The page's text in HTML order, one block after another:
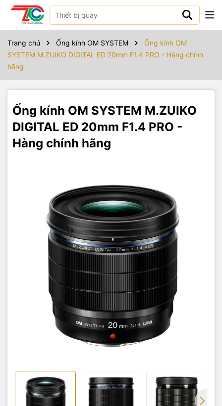
Trang chủ Ống kính OM SYSTEM
Ống kính OM
SYSTEM M.ZUIKO DIGITAL ED 20mm F1.4 PRO - Hàng chính
hãng
Ống kính OM SYSTEM M.ZUIKO
DIGITAL ED 20mm F1.4 PRO -
Hàng chính hãng
Sản phẩm bao gồm
LC-58F Front Lens Cap
LR-2 Rear Lens Cap
LH-61G Lens Hood